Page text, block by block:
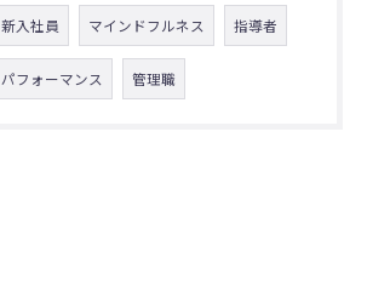
新入社員 マインドフルネス 指導者
パフォーマンス 管理職